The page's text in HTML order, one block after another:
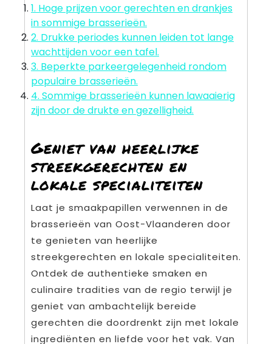
1. Hoge prijzen voor gerechten en drankjes
in sommige brasserieën.
2. Drukke periodes kunnen leiden tot lange
wachttijden voor een tafel.
3. Beperkte parkeergelegenheid rondom
populaire brasserieën.
4. Sommige brasserieën kunnen lawaaierig
zijn door de drukte en gezelligheid.
Geniet van heerlijke
streekgerechten en
lokale specialiteiten
Laat je smaakpapillen verwennen in de
brasserieën van Oost-Vlaanderen door
te genieten van heerlijke
streekgerechten en lokale specialiteiten.
Ontdek de authentieke smaken en
culinaire tradities van de regio terwijl je
geniet van ambachtelijk bereide
gerechten die doordrenkt zijn met lokale
ingrediënten en liefde voor het vak. Van